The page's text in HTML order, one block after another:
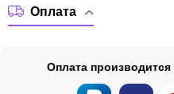
Оплата
Оплата